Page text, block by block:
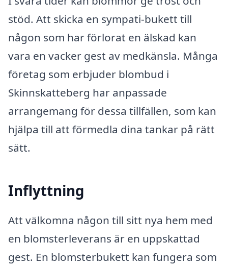
stöd. Att skicka en sympati-bukett till
någon som har förlorat en älskad kan
vara en vacker gest av medkänsla. Många
företag som erbjuder blombud i
Skinnskatteberg har anpassade
arrangemang för dessa tillfällen, som kan
hjälpa till att förmedla dina tankar på rätt
sätt.
Inflyttning
Att välkomna någon till sitt nya hem med
en blomsterleverans är en uppskattad
gest. En blomsterbukett kan fungera som